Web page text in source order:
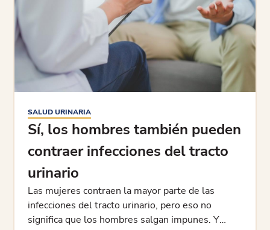
SALUD URINARIA
Sí, los hombres también pueden
contraer infecciones del tracto
urinario
Las mujeres contraen la mayor parte de las
infecciones del tracto urinario, pero eso no
significa que los hombres salgan impunes. Y